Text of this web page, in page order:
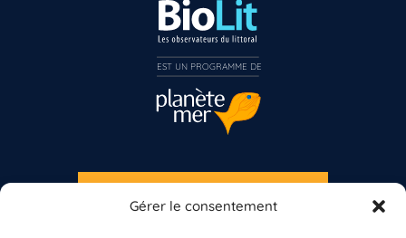
Gérer le consentement
S'INSCRIRE À LA NEWSLETTER